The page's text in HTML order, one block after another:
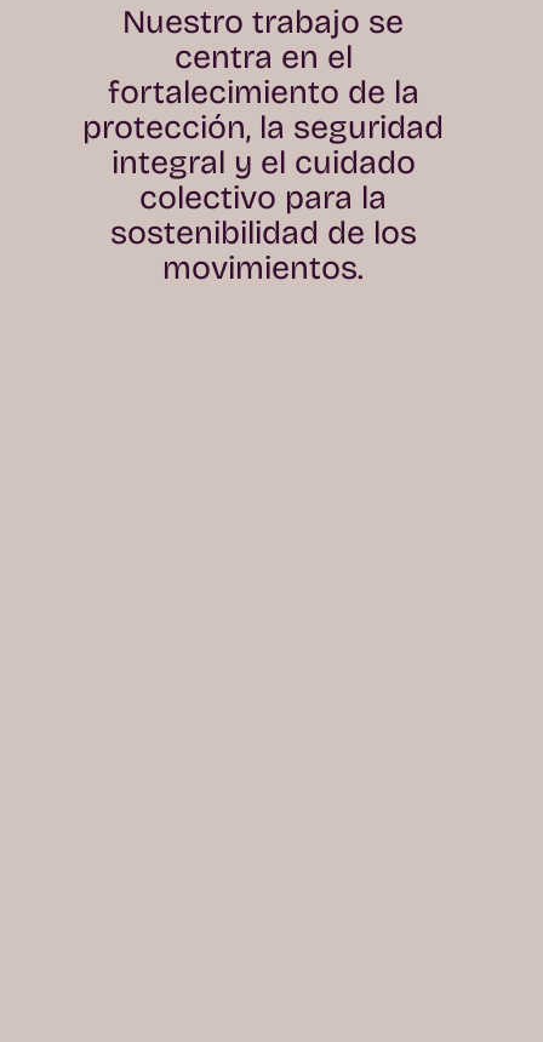
Nuestro trabajo se
centra en el
fortalecimiento de la
protección, la seguridad
integral y el cuidado
colectivo para la
sostenibilidad de los
movimientos.